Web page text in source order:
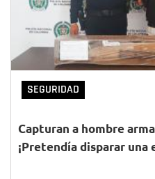
SEGURIDAD
Capturan a hombre
¡Pretendía disparar una